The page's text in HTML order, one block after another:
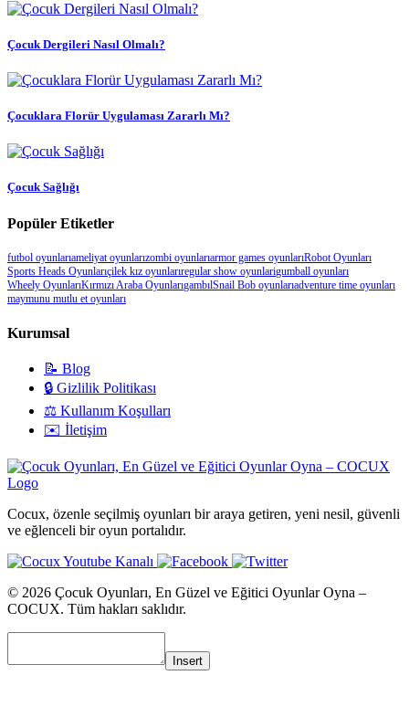
Çocuk Dergileri Nasıl Olmalı?
Çocuklara Florür Uygulaması Zararlı Mı?
Çocuk Sağlığı
Popüler Etiketler
futbol oyunlarıameliyat oyunlarızombi oyunlarıarmor games oyunlarıRobot Oyunları
Sports Heads Oyunlarıçilek kız oyunlarıregular show oyunlarigumball oyunları
Wheely OyunlarıKırmızı Araba OyunlarıgambılSnail Bob oyunlarıadventure time oyunları
maymunu mutlu et oyunları
Kurumsal
📝 Blog
🔒 Gizlilik Politikası
⚖️ Kullanım Koşulları
✉️ İletişim
Cocux, özenle seçilmiş oyunları bir araya getiren, yeni nesil, güvenli
ve eğlenceli bir oyun portalıdır.
© 2026 Çocuk Oyunları, En Güzel ve Eğitici Oyunlar Oyna –
COCUX. Tüm hakları saklıdır.
Insert